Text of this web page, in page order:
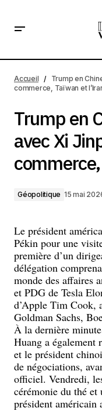
commerce, Taïwan
Accueil
Trump en
commerce, Taïwan et
Trump en
avec Xi
Géopolitique 15 mai
Le président
Pékin pour une
première d’un
délégation
monde des affaires
et PDG de Tesla
d’Apple Tim Cook,
Goldman Sachs,
À la dernière
Huang a également
et le président
de négociations,
officiel. Vendredi,
cérémonie du thé et
président américain